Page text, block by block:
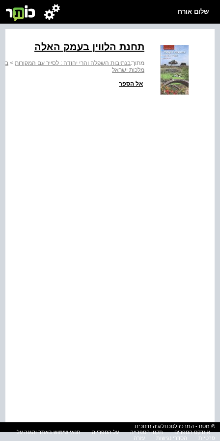
שלום אורח
תחנת הלווין בעמק האלה
מתוך:בנתיבות השפלה והרי יהודה : לסייר עם המקורות >
מלכות ישראל
אל הספר
© מטח - המרכז לטכנולוגיה חינוכית
אינדקס הספרים
תקנון הספרייה על הספרייה
תנאי שימוש באתר והגנה על
פרטיות
הסדרי נגישות עזרה